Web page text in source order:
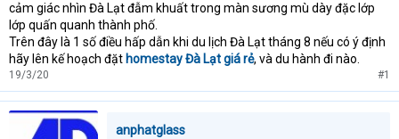
cảm giác nhìn Đà Lạt đẫm khuất trong màn sương mù dày đặc lớp
lớp quấn quanh thành phố.
Trên đây là 1 số điều hấp dẫn khi du lịch Đà Lạt tháng 8 nếu có ý định
hãy lên kế hoạch đặt homestay Đà Lạt giá rẻ, và du hành đi nào.
19/3/20 #1
anphatglass